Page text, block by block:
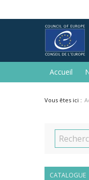
Accueil
Vous êtes ici :
CATALOGUE